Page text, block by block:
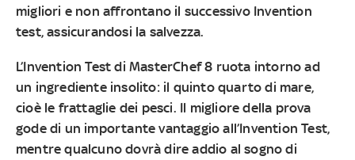
migliori e non affrontano il successivo Invention
test, assicurandosi la salvezza.
L’Invention Test di MasterChef 8 ruota intorno ad
un ingrediente insolito: il quinto quarto di mare,
cioè le frattaglie dei pesci. Il migliore della prova
gode di un importante vantaggio all’Invention Test,
mentre qualcuno dovrà dire addio al sogno di